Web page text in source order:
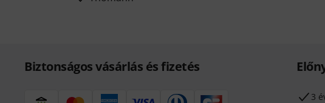
Biztonságos vásárlás és fizetés
3